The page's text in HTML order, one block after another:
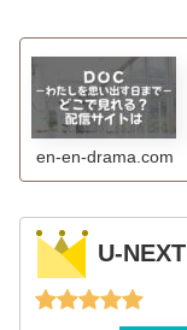
en-en-drama.com
U-NEXT